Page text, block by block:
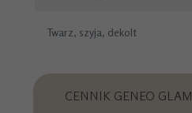
Twarz, szyja, dekolt
CENNIK GENEO GLAM